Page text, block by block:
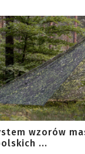
wzorów
...